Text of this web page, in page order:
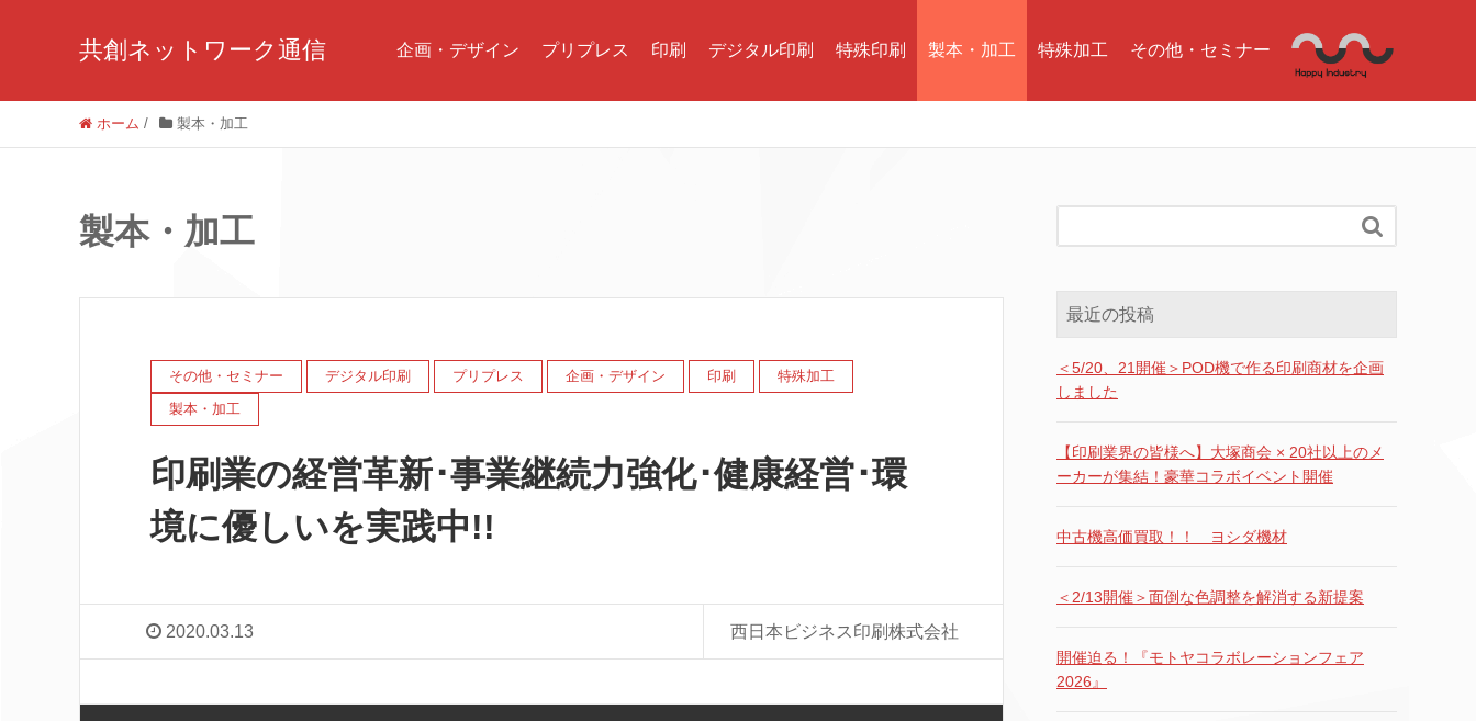
共創ネットワーク通信 企画・デザイン プリプレス 印刷 デジタル印刷 特殊印刷 製本・加工 特殊加工 その他・セミナー
ホーム / 製本・加工
製本・加工
その他・セミナー デジタル印刷 プリプレス 企画・デザイン 印刷
特殊加工
製本・加工
印刷業の経営革新･事業継続力強化･健康経営･環
境に優しいを実践中!!
2020.03.13 西日本ビジネス印刷株式会社

最近の投稿
＜5/20、21開催＞POD機で作る印刷商材を企画
しました
【印刷業界の皆様へ】大塚商会 × 20社以上のメ
ーカーが集結！豪華コラボイベント開催
中古機高価買取！！ ヨシダ機材
＜2/13開催＞面倒な色調整を解消する新提案
開催迫る！『モトヤコラボレーションフェア
2026』